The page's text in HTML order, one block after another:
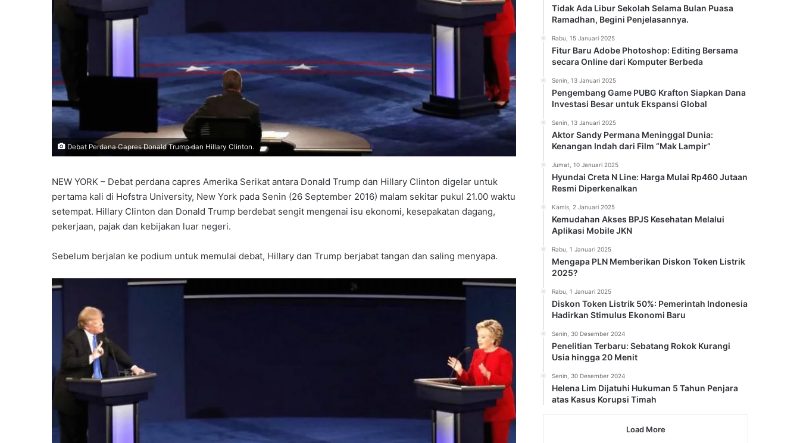
Debat Perdana Capres Donald Trump dan Hillary Clinton.
NEW YORK – Debat perdana capres Amerika Serikat antara Donald Trump dan Hillary Clinton digelar untuk
pertama kali di Hofstra University, New York pada Senin (26 September 2016) malam sekitar pukul 21.00 waktu
setempat. Hillary Clinton dan Donald Trump berdebat sengit mengenai isu ekonomi, kesepakatan dagang,
pekerjaan, pajak dan kebijakan luar negeri.
Sebelum berjalan ke podium untuk memulai debat, Hillary dan Trump berjabat tangan dan saling menyapa.
Tidak Ada Libur Sekolah Selama Bulan Puasa
Ramadhan, Begini Penjelasannya.
Rabu, 15 Januari 2025
Fitur Baru Adobe Photoshop: Editing Bersama
secara Online dari Komputer Berbeda
Senin, 13 Januari 2025
Pengembang Game PUBG Krafton Siapkan Dana
Investasi Besar untuk Ekspansi Global
Senin, 13 Januari 2025
Aktor Sandy Permana Meninggal Dunia:
Kenangan Indah dari Film “Mak Lampir”
Jumat, 10 Januari 2025
Hyundai Creta N Line: Harga Mulai Rp460 Jutaan
Resmi Diperkenalkan
Kamis, 2 Januari 2025
Kemudahan Akses BPJS Kesehatan Melalui
Aplikasi Mobile JKN
Rabu, 1 Januari 2025
Mengapa PLN Memberikan Diskon Token Listrik
2025?
Rabu, 1 Januari 2025
Diskon Token Listrik 50%: Pemerintah Indonesia
Hadirkan Stimulus Ekonomi Baru
Senin, 30 Desember 2024
Penelitian Terbaru: Sebatang Rokok Kurangi
Usia hingga 20 Menit
Senin, 30 Desember 2024
Helena Lim Dijatuhi Hukuman 5 Tahun Penjara
atas Kasus Korupsi Timah
Load More